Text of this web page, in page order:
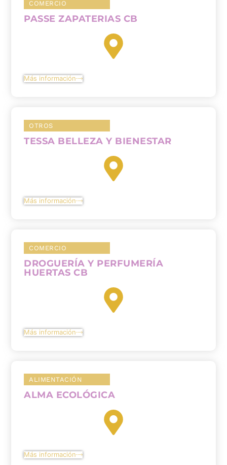
COMERCIO
PASSE ZAPATERIAS CB
Más información
OTROS
TESSA BELLEZA Y BIENESTAR
Más información
COMERCIO
DROGUERÍA Y PERFUMERÍA
HUERTAS CB
Más información
ALIMENTACIÓN
ALMA ECOLÓGICA
Más información